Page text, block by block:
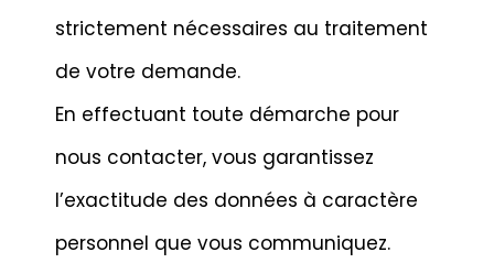
strictement nécessaires au traitement
de votre demande.
En effectuant toute démarche pour
nous contacter, vous garantissez
l’exactitude des données à caractère
personnel que vous communiquez.